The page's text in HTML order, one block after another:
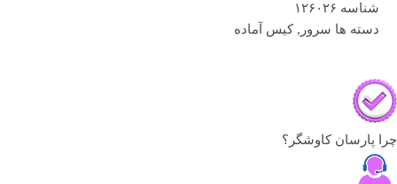
شناسه ۱۲۶۰۲۶
دسته ها سرور ,کیس آماده
چرا پارسان کاوشگر؟